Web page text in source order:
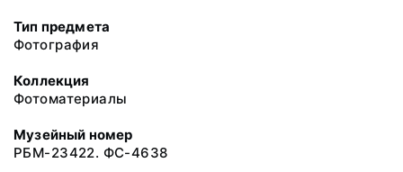
Тип предмета
Фотография
Коллекция
Фотоматериалы
Музейный номер
РБМ-23422. ФС-4638